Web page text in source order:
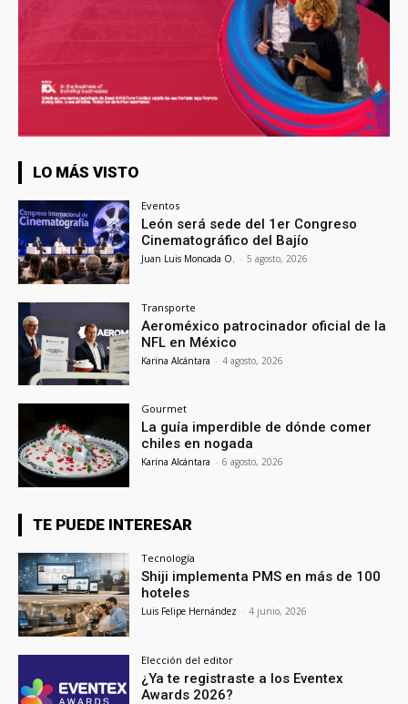
LO MÁS VISTO
Eventos
León será sede del 1er Congreso
Cinematográfico del Bajío
Juan Luis Moncada O. - 5 agosto, 2026
Transporte
Aeroméxico patrocinador oficial de la
NFL en México
Karina Alcántara - 4 agosto, 2026
Gourmet
La guía imperdible de dónde comer
chiles en nogada
Karina Alcántara - 6 agosto, 2026
TE PUEDE INTERESAR
Tecnología
Shiji implementa PMS en más de 100
hoteles
Luis Felipe Hernández - 4 junio, 2026
Elección del editor
¿Ya te registraste a los Eventex
Awards 2026?